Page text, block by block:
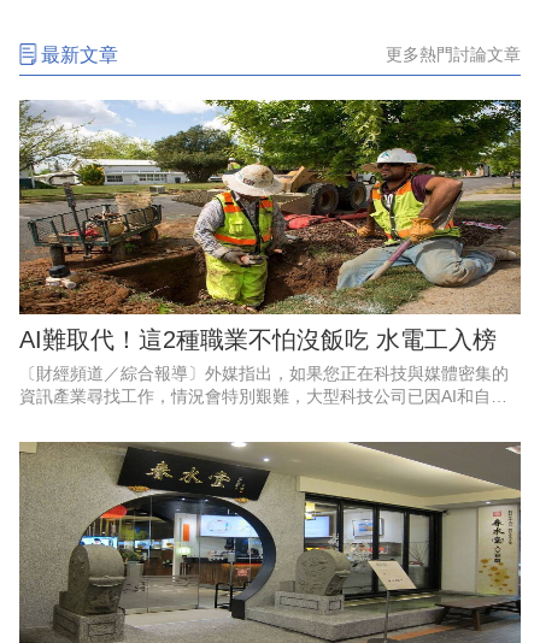
最新文章 更多熱門討論文章
AI難取代！這2種職業不怕沒飯吃 水電工入榜
〔財經頻道／綜合報導〕外媒指出，如果您正在科技與媒體密集的
資訊產業尋找工作，情況會特別艱難，大型科技公司已因AI和自動
產業及水電工，特別是水電